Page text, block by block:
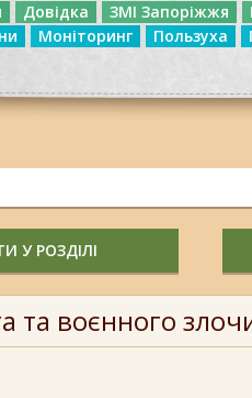
Довідка ЗМІ Запоріжжя
Моніторинг Пользуха
У РОЗДІЛІ
та воєнного